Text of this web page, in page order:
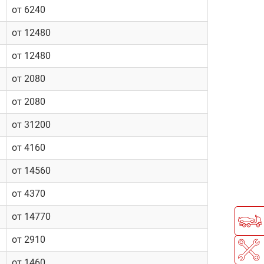
от 6240
от 12480
от 12480
от 2080
от 2080
от 31200
от 4160
от 14560
от 4370
от 14770
от 2910